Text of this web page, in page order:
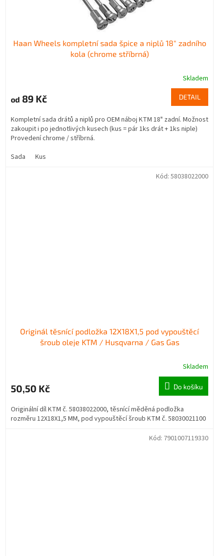
Haan Wheels kompletní sada špice a niplů 18" zadního
kola (chrome stříbrná)
Skladem
od 89 Kč DETAIL
Kompletní sada drátů a niplů pro OEM náboj KTM 18" zadní. Možnost
zakoupit i po jednotlivých kusech (kus = pár 1ks drát + 1ks niple)
Provedení chrome / stříbrná.
Sada
Kus
Originál těsnící podložka 12X18X1,5 pod vypouštěcí
šroub oleje KTM / Husqvarna / Gas Gas
Skladem
50,50 Kč Do košíku
Originální díl KTM č. 58038022000, těsnící měděná podložka
rozměru 12X18X1,5 MM, pod vypouštěcí šroub KTM č. 58030021100
Kód: 58038022000
Kód: 7901007119330